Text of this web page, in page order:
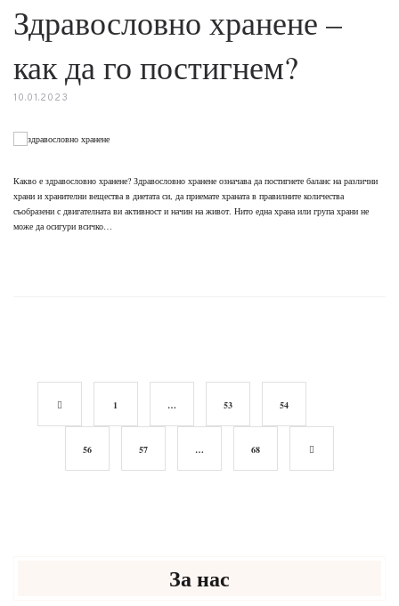
Здравословно хранене –
как да го постигнем?
10.01.2023
Какво е здравословно хранене? Здравословно хранене означава да постигнете баланс на различни
храни и хранителни вещества в диетата си, да приемате храната в правилните количества
съобразени с двигателната ви активност и начин на живот. Нито една храна или група храни не
може да осигури всичко…
1 … 53 54
56 57 … 68
За нас